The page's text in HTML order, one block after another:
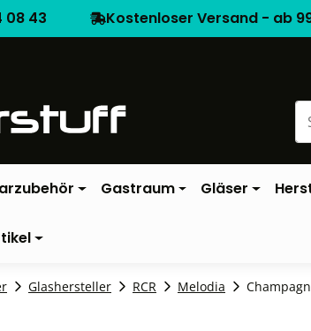
08 43 Kostenloser Versand - ab
Gastraum Gläser
Glashersteller RCR Melodia